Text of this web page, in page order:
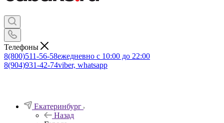
Телефоны
8(800)511-56-58ежедневно с 10:00 до 22:00
8(904)931-42-74viber, whatsapp
Екатеринбург
Назад